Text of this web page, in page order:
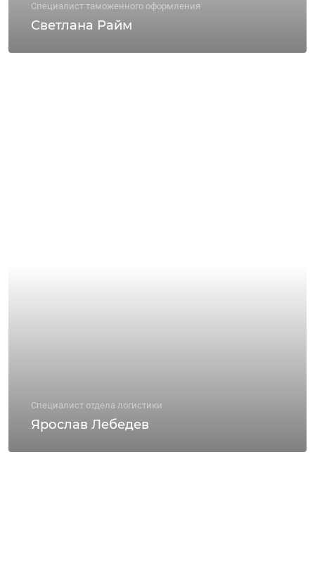
Специалист таможенного оформления
Светлана Райм
Специалист отдела логистики
Ярослав Лебедев